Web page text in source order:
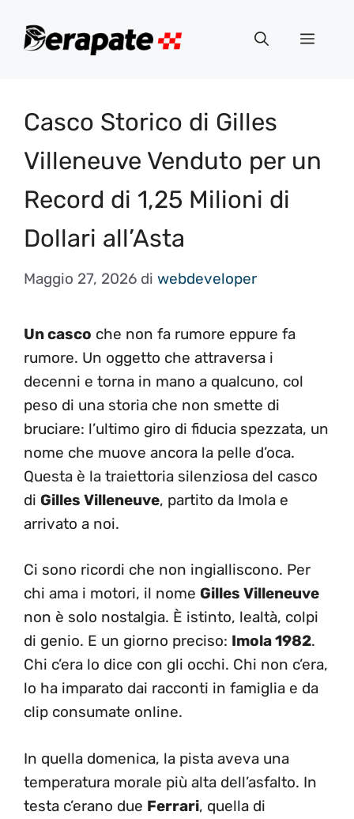
Menu
Casco Storico di Gilles
Villeneuve Venduto per un
Record di 1,25 Milioni di
Dollari all’Asta
Maggio 27, 2026 di webdeveloper
Un casco che non fa rumore eppure fa
rumore. Un oggetto che attraversa i
decenni e torna in mano a qualcuno, col
peso di una storia che non smette di
bruciare: l’ultimo giro di fiducia spezzata, un
nome che muove ancora la pelle d’oca.
Questa è la traiettoria silenziosa del casco
di Gilles Villeneuve, partito da Imola e
arrivato a noi.
Ci sono ricordi che non ingialliscono. Per
chi ama i motori, il nome Gilles Villeneuve
non è solo nostalgia. È istinto, lealtà, colpi
di genio. E un giorno preciso: Imola 1982.
Chi c’era lo dice con gli occhi. Chi non c’era,
lo ha imparato dai racconti in famiglia e da
clip consumate online.
In quella domenica, la pista aveva una
temperatura morale più alta dell’asfalto. In
testa c’erano due Ferrari, quella di